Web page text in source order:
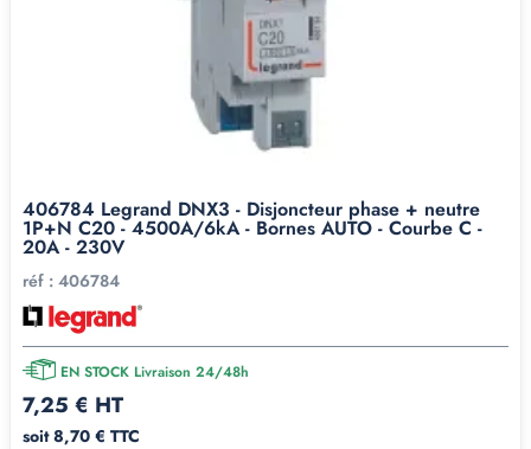
406784 Legrand DNX3 - Disjoncteur phase + neutre
1P+N C20 - 4500A/6kA - Bornes AUTO - Courbe C -
20A - 230V
réf : 406784
EN STOCK Livraison 24/48h
7,25 € HT
soit 8,70 € TTC